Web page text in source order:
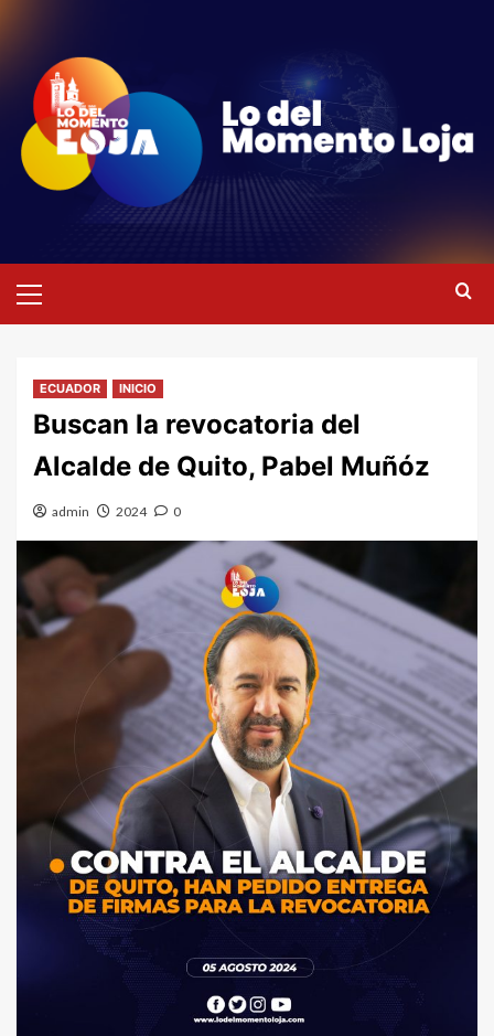
contenido
primario
ECUADOR INICIO
Buscan la revocatoria del
Alcalde de Quito, Pabel Muñóz
admin 2024 0